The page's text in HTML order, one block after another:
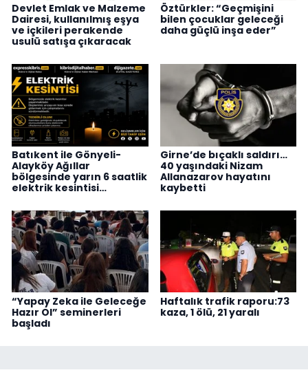
Devlet Emlak ve Malzeme
Dairesi, kullanılmış eşya
ve içkileri perakende
usulü satışa çıkaracak
Öztürkler: “Geçmişini
bilen çocuklar geleceği
daha güçlü inşa eder”
Batıkent ile Gönyeli-
Alayköy Ağıllar
bölgesinde yarın 6 saatlik
elektrik kesintisi…
Girne’de bıçaklı saldırı…
40 yaşındaki Nizam
Allanazarov hayatını
kaybetti
“Yapay Zeka ile Geleceğe
Hazır Ol” seminerleri
başladı
Haftalık trafik raporu:73
kaza, 1 ölü, 21 yaralı